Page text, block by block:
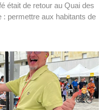
était de retour au Quai des
permettre aux habitants de